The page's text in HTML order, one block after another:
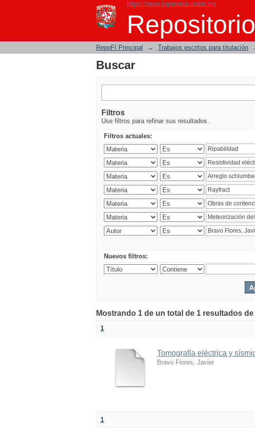
https://www.ingenieria.unam.mx
Buscar
RepoFI Principal → Trabajos escritos para titulación
Buscar
Filtros
Use filtros para refinar sus resultados.
Filtros actuales:
Nuevos filtros:
Mostrando 1 de un total de 1 resultados
1
Tomografía eléctrica y
Bravo Flores, Javier
1